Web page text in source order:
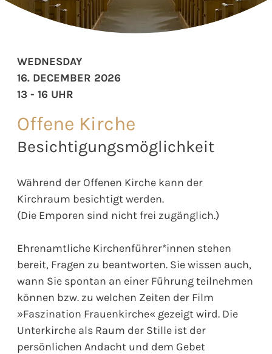
Offene Kirche
Besichtigungsmöglichkeit
Während der Offenen Kirche kann der
Kirchraum besichtigt werden.
(Die Emporen sind nicht frei zugänglich.)
Ehrenamtliche Kirchenführer*innen stehen
bereit, Fragen zu beantworten. Sie wissen auch,
wann Sie spontan an einer Führung teilnehmen
können bzw. zu welchen Zeiten der Film
»Faszination Frauenkirche« gezeigt wird. Die
Unterkirche als Raum der Stille ist der
persönlichen Andacht und dem Gebet
WEDNESDAY
16. DECEMBER 2026
13 - 16 UHR